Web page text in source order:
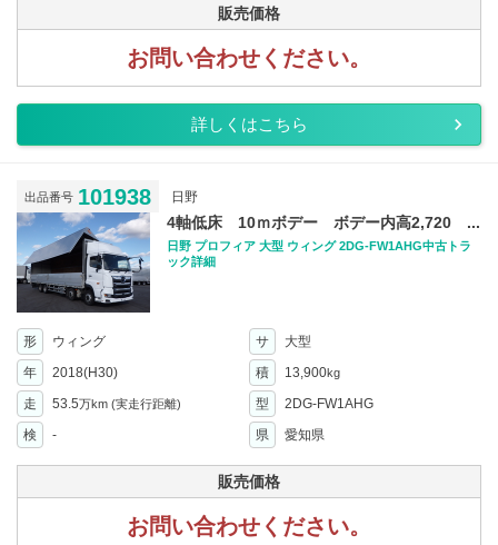
販売価格
お問い合わせください。
詳しくはこちら
出品番号 101938 日野
4軸低床 10ｍボデー ボデー内高2,720 ...
日野 プロフィア 大型 ウィング 2DG-FW1AHG中古トラ
ック詳細
形 ウィング サ
大型
年
2018(H30) 積 13,900kg
走 53.5万km (実走行距離) 型
2DG-FW1AHG
検
- 県 愛知県
販売価格
お問い合わせください。